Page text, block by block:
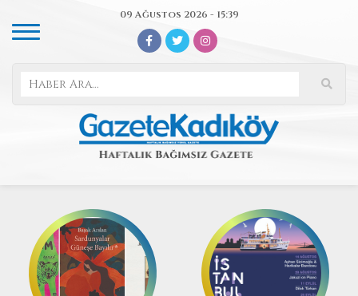
09 Ağustos 2026 - 15:39